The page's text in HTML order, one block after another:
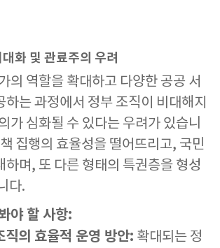
화 및 관료주의 우려
의 역할을 확대하고 다양한 공공 서
하는 과정에서 정부 조직이 비대해지
가 심화될 수 있다는 우려가 있습니
집행의 효율성을 떨어뜨리고, 국민
하며, 또 다른 형태의 특권층을 형성
다.
야 할 사항:
직의 효율적 운영 방안: 확대되는 정